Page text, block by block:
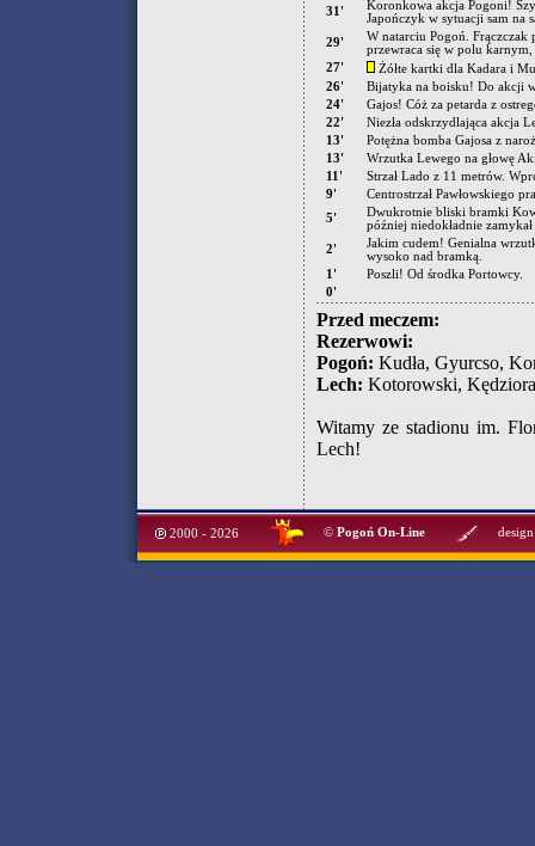
31'
Koronkowa akcja Pogoni!
Japończyk w sytuacji sam na
29'
W natarciu Pogoń.
przewraca się w polu
27'
Żółte kartki dla Kadara i
26'
Bijatyka na boisku! Do akcji
24'
Gajos! Cóż za petarda z
22'
Niezła odskrzydlająca akcja
13'
Potężna bomba Gajosa z
13'
Wrzutka Lewego na głowę
11'
Strzał Lado z 11 metrów.
9'
Centrostrzał Pawłowskiego
5'
Dwukrotnie bliski bramki
później niedokładnie
2'
Jakim cudem! Genialna
wysoko nad bramką.
1'
Poszli! Od środka Portowcy.
0'
Przed meczem:
Rezerwowi:
Pogoń: Kudła, Gyurcso,
Lech: Kotorowski,
Witamy ze stadionu im.
Lech!
2000 - 2026 © Pogoń On-Line